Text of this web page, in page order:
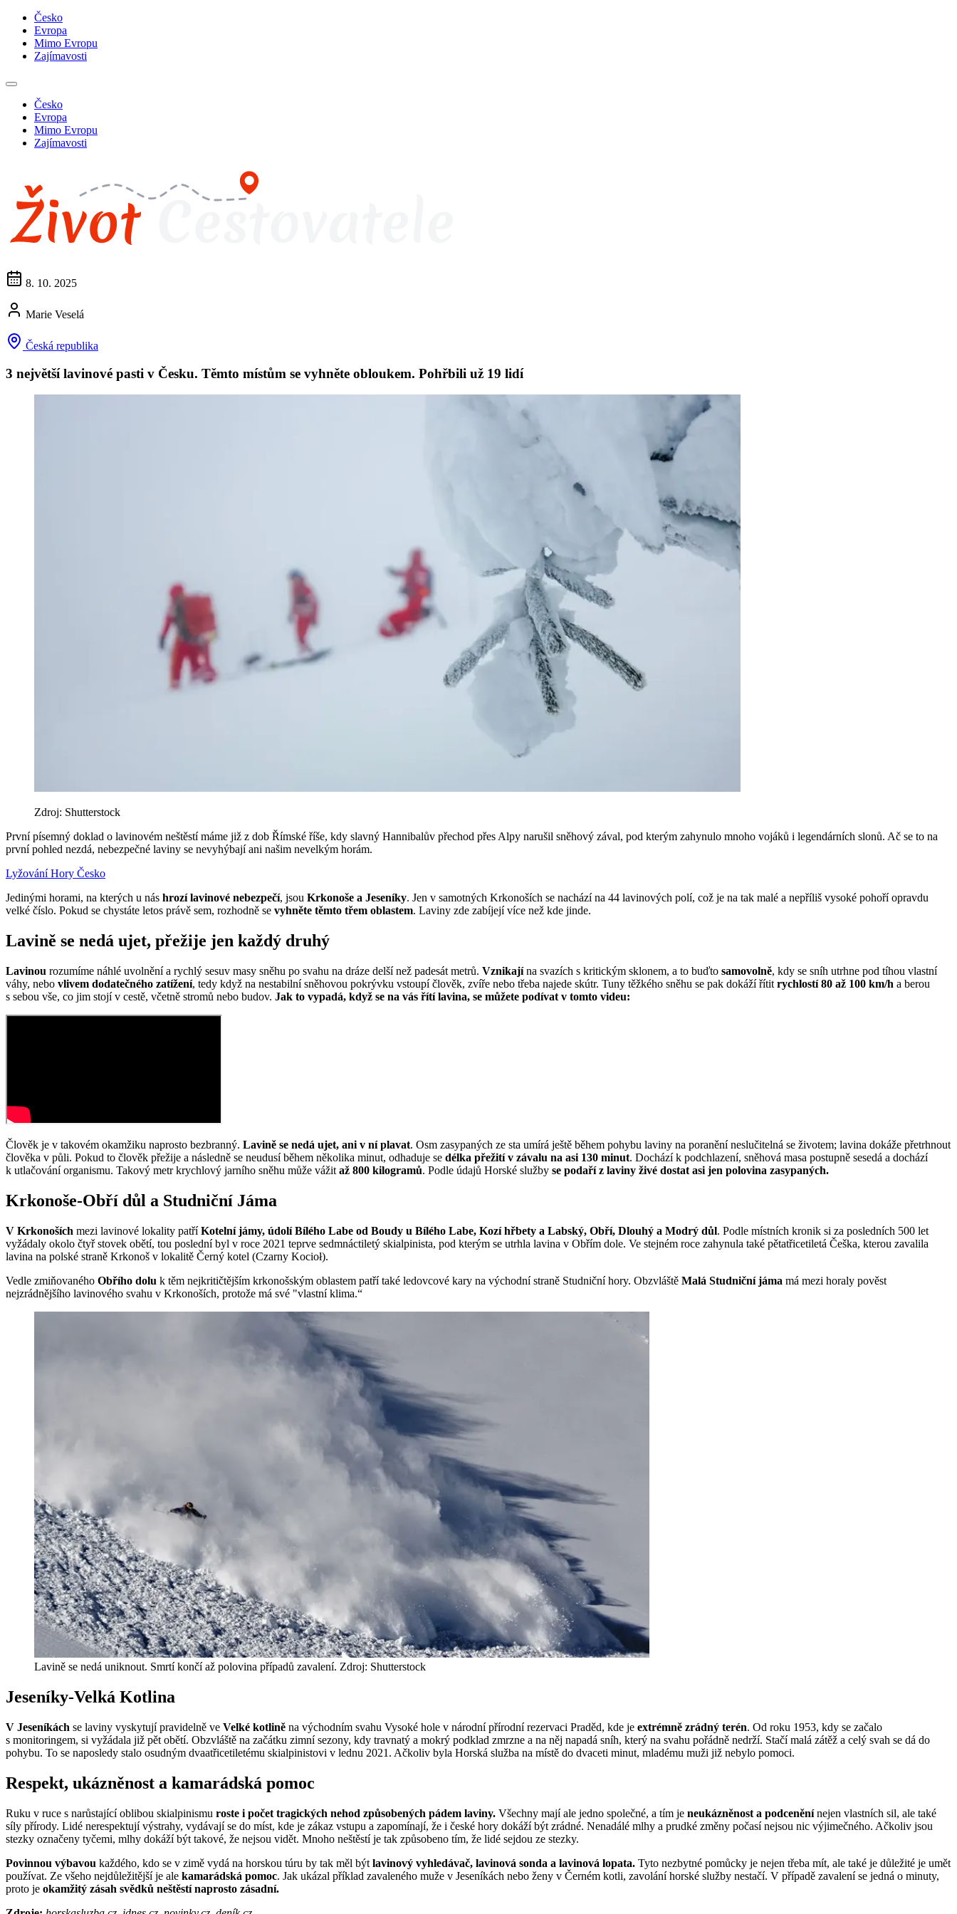
Česko
Evropa
Mimo Evropu
Zajímavosti
Česko
Evropa
Mimo Evropu
Zajímavosti
8. 10. 2025
Marie Veselá
Česká republika
3 největší lavinové pasti v Česku. Těmto místům se vyhněte obloukem. Pohřbili už 19 lidí
Zdroj: Shutterstock
První písemný doklad o lavinovém neštěstí máme již z dob Římské říše, kdy slavný Hannibalův přechod přes Alpy narušil sněhový zával, pod kterým zahynulo mnoho vojáků i legendárních slonů. Ač se to na
první pohled nezdá, nebezpečné laviny se nevyhýbají ani našim nevelkým horám.
LyžováníHory Česko
Jedinými horami, na kterých u nás hrozí lavinové nebezpečí, jsou Krkonoše a Jeseníky. Jen v samotných Krkonoších se nachází na 44 lavinových polí, což je na tak malé a nepříliš vysoké pohoří opravdu
velké číslo. Pokud se chystáte letos právě sem, rozhodně se vyhněte těmto třem oblastem. Laviny zde zabíjejí více než kde jinde.
Lavině se nedá ujet, přežije jen každý druhý
Lavinou rozumíme náhlé uvolnění a rychlý sesuv masy sněhu po svahu na dráze delší než padesát metrů. Vznikajína svazích s kritickým sklonem, a to buďto samovolně, kdy se sníh utrhne pod tíhou vlastní
váhy, nebo vlivem dodatečného zatížení, tedy když na nestabilní sněhovou pokrývku vstoupí člověk, zvíře nebo třeba najede skútr. Tuny těžkého sněhu se pak dokáží řítit rychlostí 80 až 100 km/h a berou
s sebou vše, co jim stojí v cestě, včetně stromů nebo budov. Jak to vypadá, když se na vás řítí lavina, se můžete podívat v tomto videu:
Člověk je v takovém okamžiku naprosto bezbranný. Lavině se nedá ujet, ani v ní plavat. Osm zasypaných ze sta umírá ještě během pohybu laviny na poranění neslučitelná se životem; lavina dokáže přetrhnout
člověka v půli. Pokud to člověk přežije a následně se neudusí během několika minut, odhaduje se délka přežití v závalu na asi 130 minut. Dochází k podchlazení, sněhová masa postupně sesedá a dochází
k utlačování organismu. Takový metr krychlový jarního sněhu může vážit až 800 kilogramů. Podle údajů Horské služby se podaří z laviny živé dostat asi jen polovina zasypaných.
Krkonoše-Obří důl a Studniční Jáma
V Krkonoších mezi lavinové lokality patříKotelní jámy, údolí Bílého Labe od Boudy u Bílého Labe, Kozí hřbety a Labský, Obří, Dlouhý a Modrý důl. Podle místních kronik si za posledních 500 let
vyžádaly okolo čtyř stovek obětí, tou poslední byl v roce 2021 teprve sedmnáctiletý skialpinista, pod kterým se utrhla lavina v Obřím dole. Ve stejném roce zahynula také pětatřicetiletá Češka, kterou zavalila
lavina na polské straně Krkonoš v lokalitě Černý kotel (Czarny Kocioł).
Vedle zmiňovaného Obřího dolu k těm nejkritičtějším krkonošským oblastem patří také ledovcové kary na východní straně Studniční hory. Obzvláště Malá Studniční jáma má mezi horaly pověst
nejzrádnějšího lavinového svahu v Krkonoších, protože má své "vlastní klima.“
Lavině se nedá uniknout. Smrtí končí až polovina případů zavalení. Zdroj: Shutterstock
Jeseníky-Velká Kotlina
V Jeseníkách se laviny vyskytují pravidelně ve Velké kotlině na východním svahu Vysoké hole v národní přírodní rezervaci Praděd, kde je extrémně zrádný terén. Od roku 1953, kdy se začalo
s monitoringem, si vyžádala již pět obětí. Obzvláště na začátku zimní sezony, kdy travnatý a mokrý podklad zmrzne a na něj napadá sníh, který na svahu pořádně nedrží. Stačí malá zátěž a celý svah se dá do
pohybu. To se naposledy stalo osudným dvaatřicetiletému skialpinistovi v lednu 2021. Ačkoliv byla Horská služba na místě do dvaceti minut, mladému muži již nebylo pomoci.
Respekt, ukázněnost a kamarádská pomoc
Ruku v ruce s narůstající oblibou skialpinismu roste i počet tragických nehod způsobených pádem laviny. Všechny mají ale jedno společné, a tím je neukázněnost a podceněnínejen vlastních sil, ale také
síly přírody. Lidé nerespektují výstrahy, vydávají se do míst, kde je zákaz vstupu a zapomínají, že i české hory dokáží být zrádné. Nenadálé mlhy a prudké změny počasí nejsou nic výjimečného. Ačkoliv jsou
stezky označeny tyčemi, mlhy dokáží být takové, že nejsou vidět. Mnoho neštěstí je tak způsobeno tím, že lidé sejdou ze stezky.
Povinnou výbavou každého, kdo se v zimě vydá na horskou túru by tak měl být lavinový vyhledávač, lavinová sonda a lavinová lopata. Tyto nezbytné pomůcky je nejen třeba mít, ale také je důležité je umět
používat. Ze všeho nejdůležitější je ale kamarádská pomoc. Jak ukázal příklad zavaleného muže v Jeseníkách nebo ženy v Černém kotli, zavolání horské služby nestačí. V případě zavalení se jedná o minuty,
proto je okamžitý zásah svědků neštěstí naprosto zásadní.